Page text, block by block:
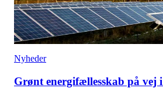
Nyheder
Grønt energifællesskab på vej